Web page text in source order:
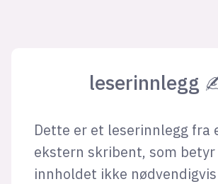
leserinnlegg
Dette er et leserinnlegg fra
ekstern skribent, som
innholdet ikke